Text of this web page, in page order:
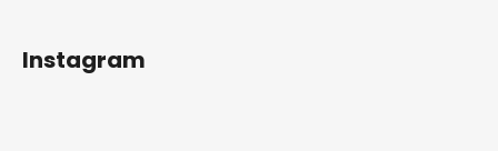
Instagram